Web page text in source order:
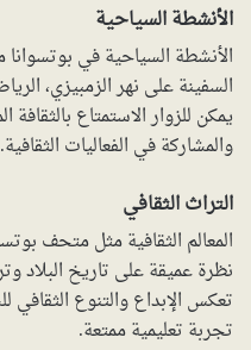
الأنشطة السياحية
الأنشطة السياحية في
السفينة على نهر الزمبيزي،
يمكن للزوار الاستمتاع
والمشاركة في الفعاليات الثقافية.
التراث الثقافي
المعالم الثقافية مثل متحف
نظرة عميقة على تاريخ البلاد
تعكس الإبداع والتنوع الثقافي
تجربة تعليمية ممتعة.